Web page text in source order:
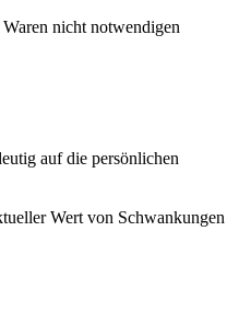
nicht notwendigen
auf die persönlichen
Wert von Schwankungen